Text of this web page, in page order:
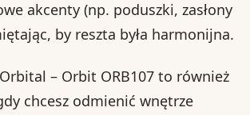
akcenty (np. poduszki, zasłony
by reszta była harmonijna.
– Orbit ORB107 to również
chcesz odmienić wnętrze